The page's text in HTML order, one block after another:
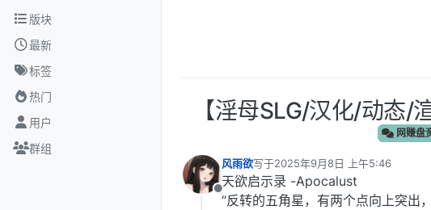
跳转至内容
版块
最新
标签
热门
用户
群组
【淫母SLG/汉化/动态
网赚盘
离线
风雨欲写于2025年9月8日 上午5:46
最后由 编辑
天欲启示录 -Apocalust
“反转的五角星，有两个点向上突出